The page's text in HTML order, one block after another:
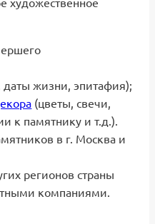
художественное
жизни, эпитафия);
(цветы, свечи,
к памятнику и т.д.).
в г. Москва и
регионов страны
компаниями.